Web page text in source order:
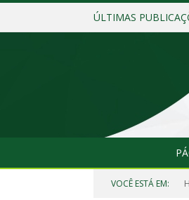
ÚLTIMAS
VOCÊ ESTÁ EM: